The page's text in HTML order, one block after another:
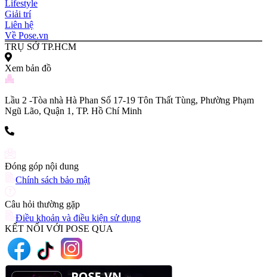
Lifestyle
Giải trí
Liên hệ
Về Pose.vn
TRỤ SỞ TP.HCM
Xem bản đồ
Lầu 2 -Tòa nhà Hà Phan Số 17-19 Tôn Thất Tùng, Phường Phạm
Ngũ Lão, Quận 1, TP. Hồ Chí Minh
Đóng góp nội dung
Chính sách bảo mật
Câu hỏi thường gặp
Điều khoản và điều kiện sử dụng
KẾT NỐI VỚI POSE QUA